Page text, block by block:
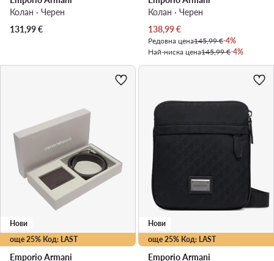
Колан · Черен
131,99€
Колан · Черен
Актуална цена
138,99€
Редовна цена145,99 €-4%
Най-ниска цена145,99 €-4%
още 25% Код: LAST
Нови
Emporio Armani
още 25% Код: LAST
Нови
Emporio Armani